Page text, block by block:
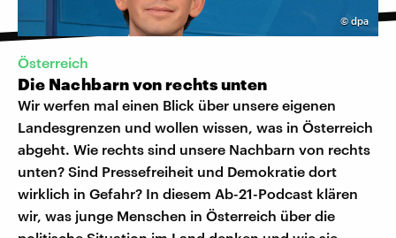
© dpa
Österreich
Die Nachbarn von rechts unten
Wir werfen mal einen Blick über unsere eigenen
Landesgrenzen und wollen wissen, was in Österreich
abgeht. Wie rechts sind unsere Nachbarn von rechts
unten? Sind Pressefreiheit und Demokratie dort
wirklich in Gefahr? In diesem Ab-21-Podcast klären
wir, was junge Menschen in Österreich über die